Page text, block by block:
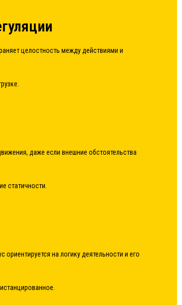
целостность между действиями и
даже если внешние обстоятельства
статичности.
на логику деятельности и его